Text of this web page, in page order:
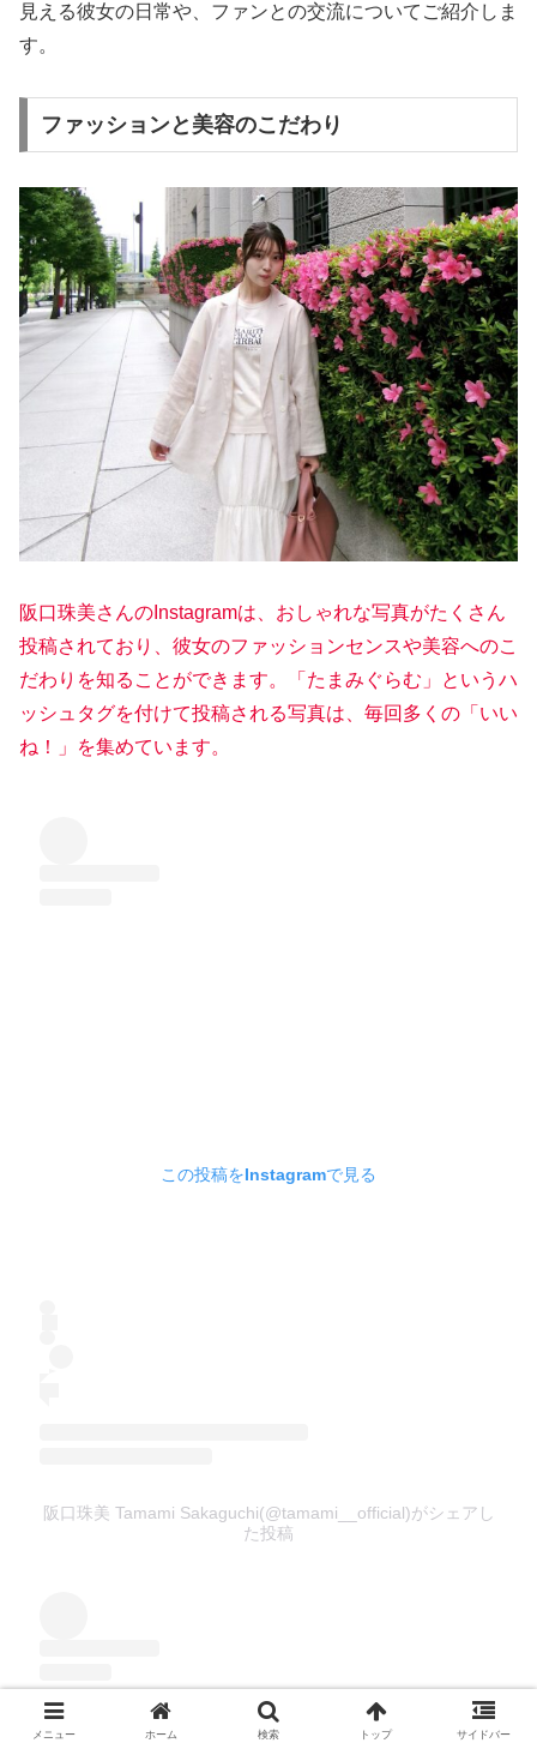
見える彼女の日常や、ファンとの交流についてご紹介しま
す。
ファッションと美容のこだわり
阪口珠美さんのInstagramは、おしゃれな写真がたくさん
投稿されており、彼女のファッションセンスや美容へのこ
だわりを知ることができます。「たまみぐらむ」というハ
ッシュタグを付けて投稿される写真は、毎回多くの「いい
ね！」を集めています。
この投稿をInstagramで見る
阪口珠美 Tamami Sakaguchi(@tamami__official)がシェアし
た投稿
メニュー ホーム 検索 トップ サイドバー